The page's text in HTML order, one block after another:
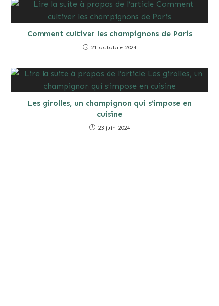
Comment cultiver les champignons de Paris
21 octobre 2024
Les girolles, un champignon qui s’impose en
cuisine
23 juin 2024